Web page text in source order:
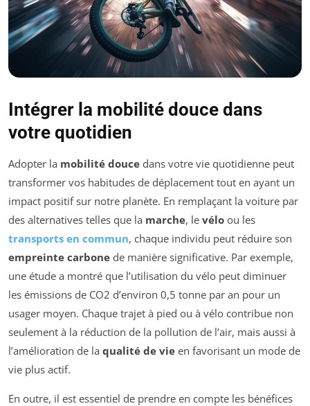
Intégrer la mobilité douce dans
votre quotidien
Adopter la mobilité douce dans votre vie quotidienne peut
transformer vos habitudes de déplacement tout en ayant un
impact positif sur notre planète. En remplaçant la voiture par
des alternatives telles que la marche, le vélo ou les
transports en commun, chaque individu peut réduire son
empreinte carbone de manière significative. Par exemple,
une étude a montré que l’utilisation du vélo peut diminuer
les émissions de CO2 d’environ 0,5 tonne par an pour un
usager moyen. Chaque trajet à pied ou à vélo contribue non
seulement à la réduction de la pollution de l’air, mais aussi à
l’amélioration de la qualité de vie en favorisant un mode de
vie plus actif.
En outre, il est essentiel de prendre en compte les bénéfices